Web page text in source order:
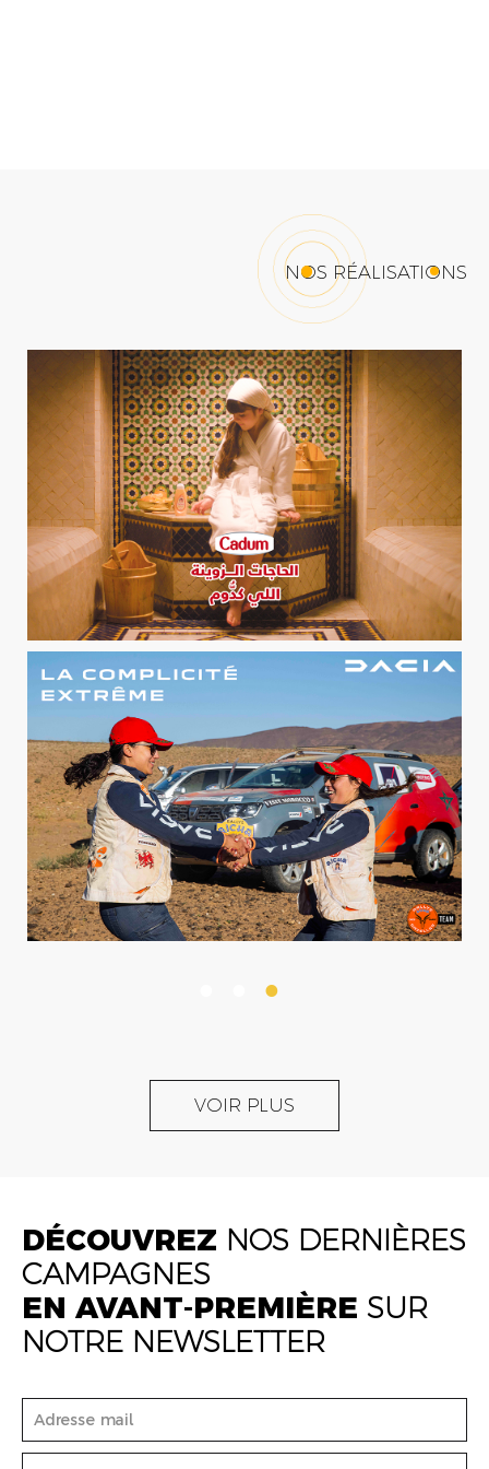
NOS RÉALISATIONS
VOIR PLUS
DÉCOUVREZ NOS DERNIÈRES
CAMPAGNES
EN AVANT-PREMIÈRE SUR
NOTRE NEWSLETTER